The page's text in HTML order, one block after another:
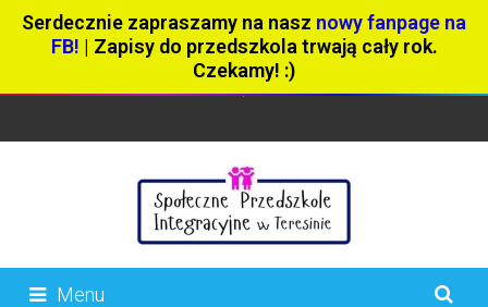
Serdecznie zapraszamy na nasz nowy fanpage na
FB! | Zapisy do przedszkola trwają cały rok.
Czekamy! :)
Menu